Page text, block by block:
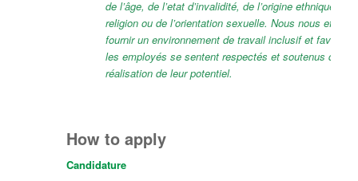
de l’âge, de l’etat d’invalidité, de l’origine ethnique,
religion ou de l’orientation sexuelle. Nous nous
fournir un environnement de travail inclusif et
les employés se sentent respectés et soutenus dans
réalisation de leur potentiel.
How to apply
Candidature